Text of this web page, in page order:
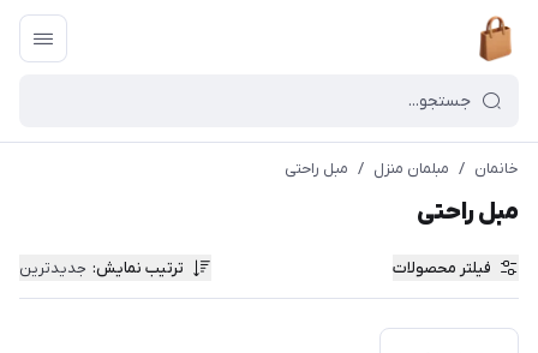
خانمان / مبلمان منزل / مبل راحتی
مبل راحتی
فیلتر محصولات ترتیب نمایش: جدیدترین